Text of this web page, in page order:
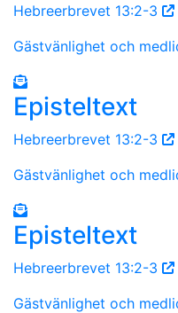
Hebreerbrevet 13:2-3
Gästvänlighet och
Episteltext
Hebreerbrevet 13:2-3
Gästvänlighet och
Episteltext
Hebreerbrevet 13:2-3
Gästvänlighet och